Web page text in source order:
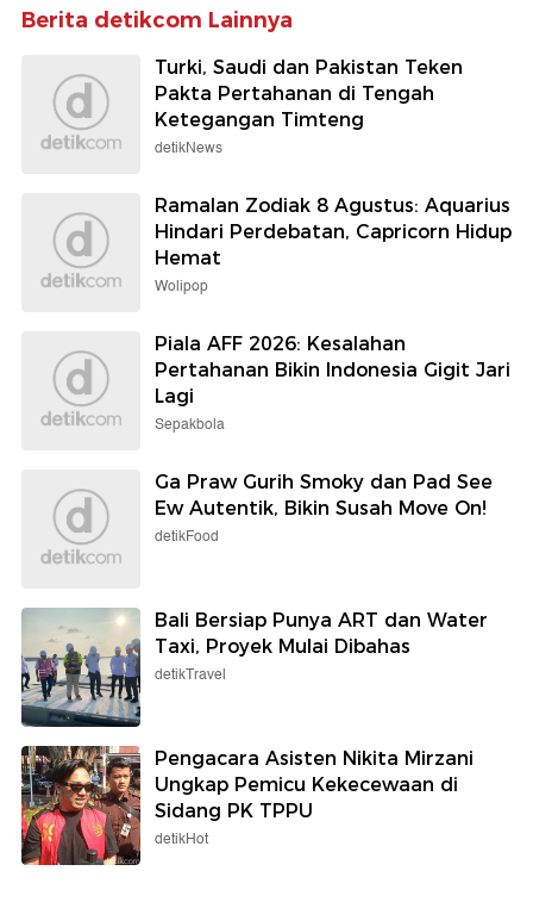
Berita detikcom Lainnya
Turki, Saudi dan Pakistan Teken
Pakta Pertahanan di Tengah
Ketegangan Timteng
detikNews
Ramalan Zodiak 8 Agustus: Aquarius
Hindari Perdebatan, Capricorn Hidup
Hemat
Wolipop
Piala AFF 2026: Kesalahan
Pertahanan Bikin Indonesia Gigit Jari
Lagi
Sepakbola
Ga Praw Gurih Smoky dan Pad See
Ew Autentik, Bikin Susah Move On!
detikFood
Bali Bersiap Punya ART dan Water
Taxi, Proyek Mulai Dibahas
detikTravel
Pengacara Asisten Nikita Mirzani
Ungkap Pemicu Kekecewaan di
Sidang PK TPPU
detikHot